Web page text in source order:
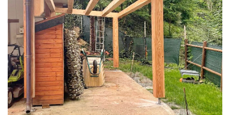
STRUTTURA IN LARICE U/F CON INCASTRI